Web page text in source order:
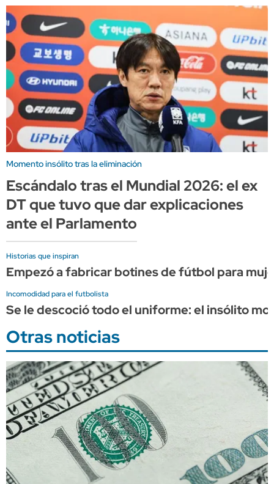
Momento insólito tras la eliminación
Escándalo tras el Mundial 2026: el ex
DT que tuvo que dar explicaciones
ante el Parlamento
Historias que inspiran
Empezó a fabricar botines de fútbol para
Incomodidad para el futbolista
Se le descoció todo el uniforme: el insólito
Otras noticias